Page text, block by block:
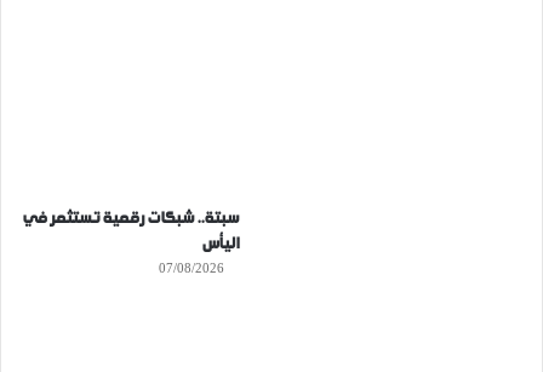
سبتة.. شبكات رقمية تستثمر في
اليأس
07/08/2026